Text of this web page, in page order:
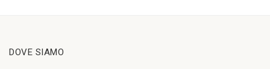
DOVE SIAMO